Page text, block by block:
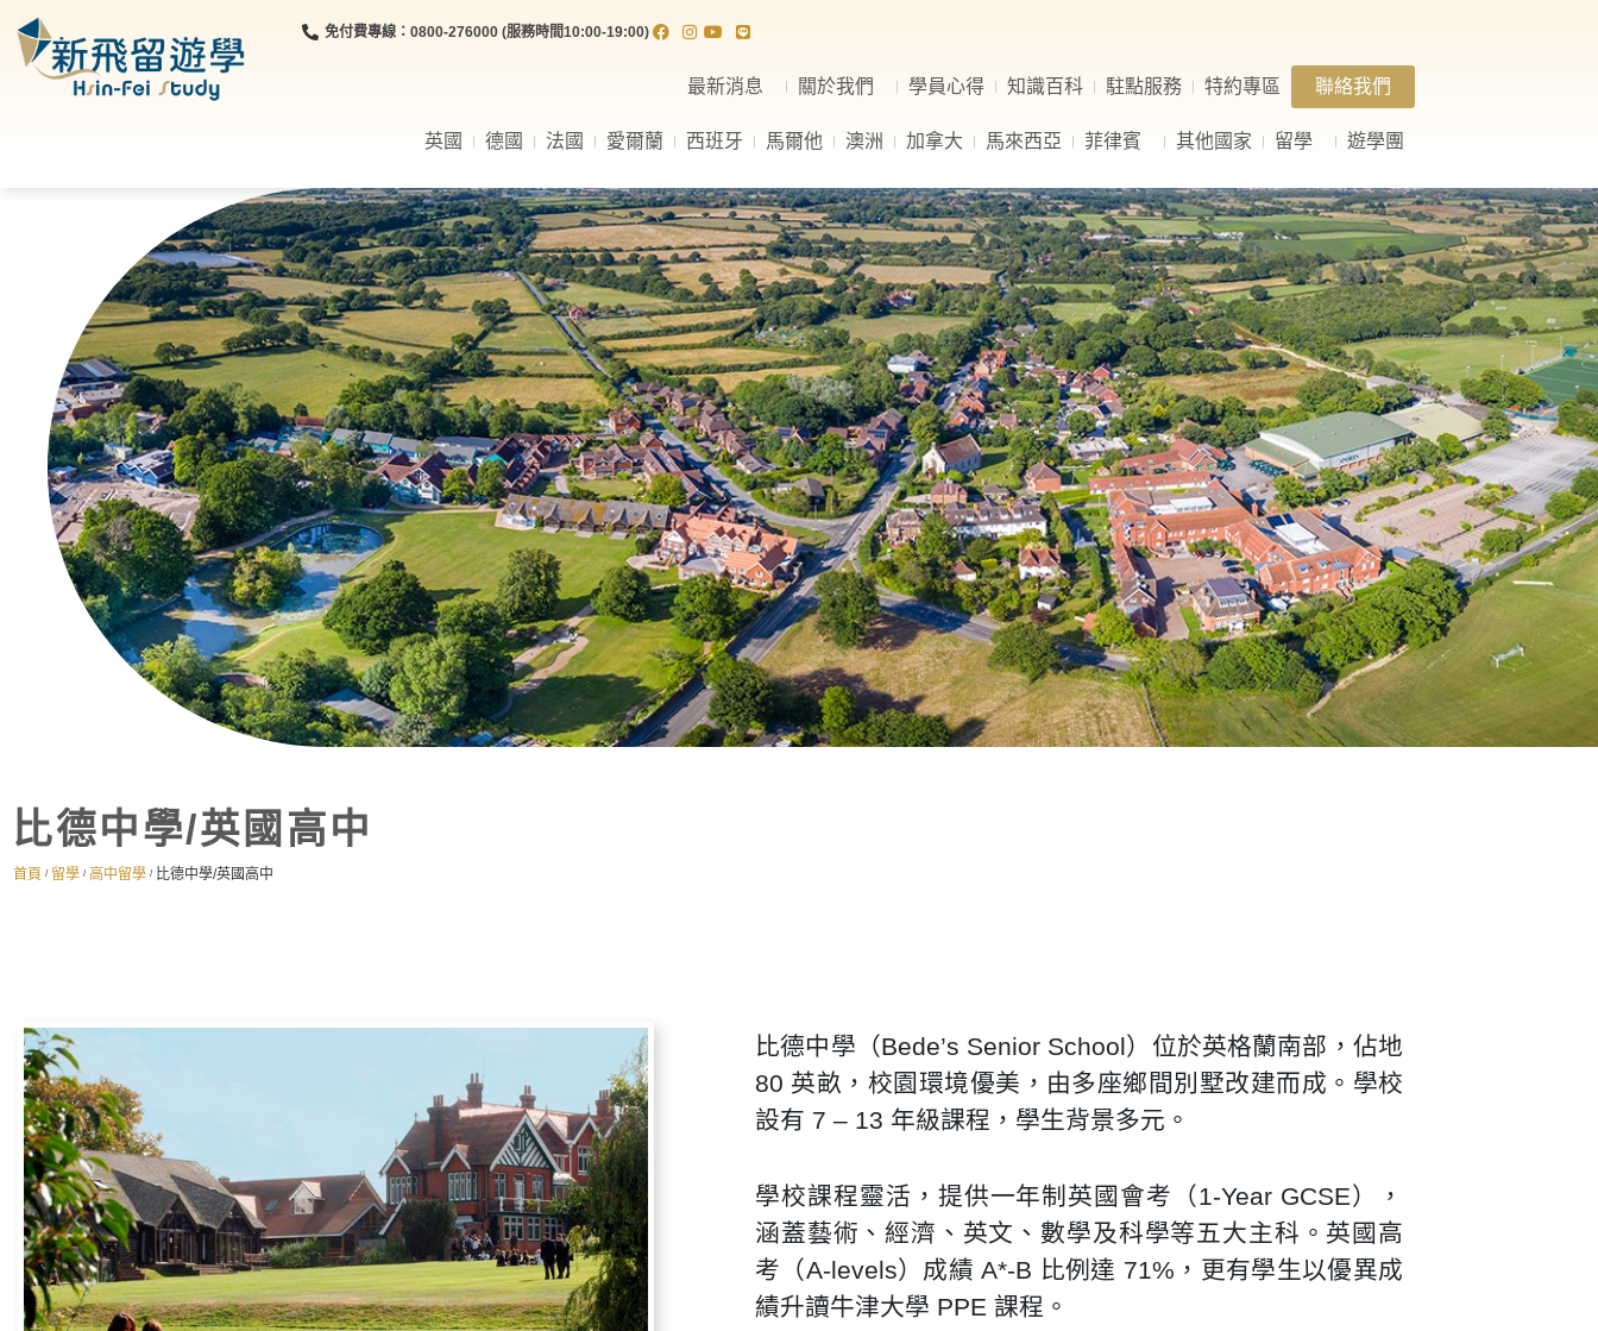
免付費專線：0800-276000 (服務時間10:00-19:00)
最新消息 關於我們 學員心得 知識百科 駐點服務 特約專區 聯絡我們
英國 德國 法國 愛爾蘭 西班牙 馬爾他 澳洲 加拿大 馬來西亞 菲律賓 其他國家 留學 遊學團
比德中學/英國高中
首頁 / 留學 / 高中留學 / 比德中學/英國高中
比德中學（Bede’s Senior School）位於英格蘭南部，佔地
80 英畝，校園環境優美，由多座鄉間別墅改建而成。學校
設有 7 – 13 年級課程，學生背景多元。
學校課程靈活，提供一年制英國會考（1-Year GCSE），
涵蓋藝術、經濟、英文、數學及科學等五大主科。英國高
考（A-levels）成績 A*-B 比例達 71%，更有學生以優異成
績升讀牛津大學 PPE 課程。